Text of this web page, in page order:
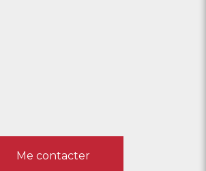
Me contacter